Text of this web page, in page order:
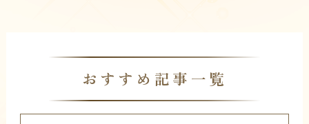
おすすめ記事一覧